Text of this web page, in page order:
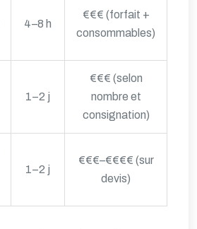
4–8 h
€€€ (forfait +
consommables)
1–2 j
€€€ (selon
nombre et
consignation)
1–2 j
€€€–€€€€ (sur
devis)